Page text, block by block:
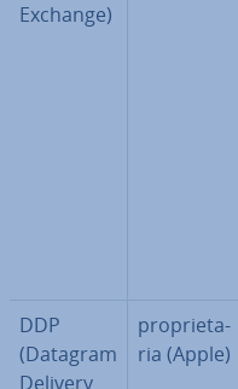
Exchange)
DDP
(Datagram
Delivery
pro­prie­ta­
ria (Apple)